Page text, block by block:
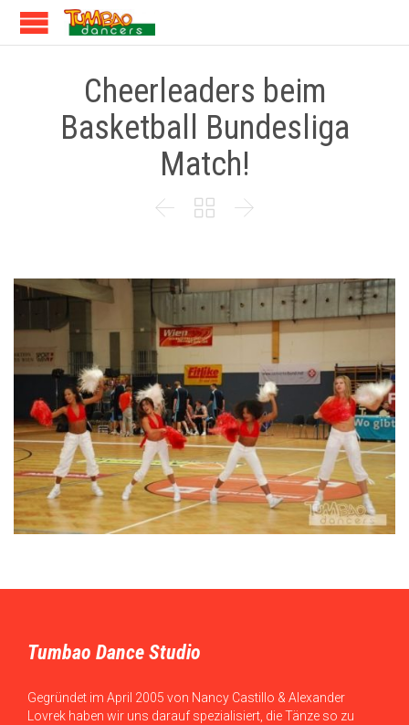
Cheerleaders beim
Basketball Bundesliga
Match!
  
Tumbao Dance Studio
Gegründet im April 2005 von Nancy Castillo & Alexander
Lovrek haben wir uns darauf spezialisiert, die Tänze so zu